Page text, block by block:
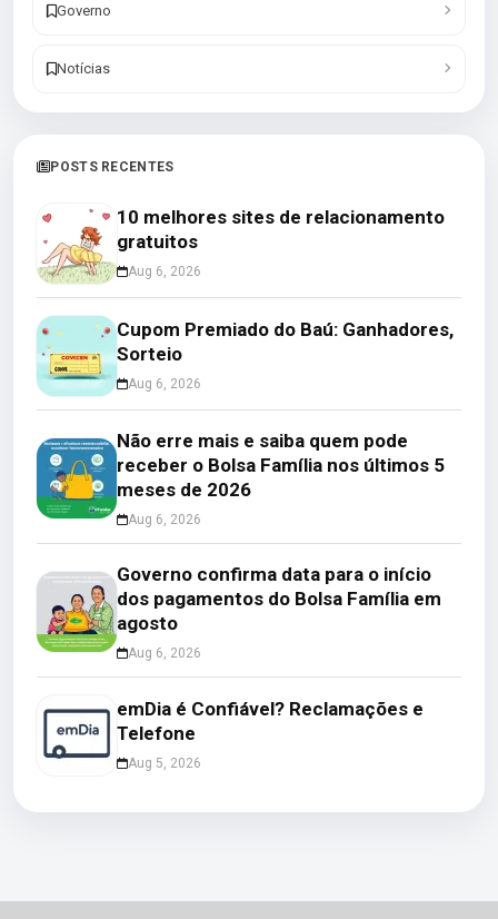
Governo
Notícias
POSTS RECENTES
10 melhores sites de relacionamento
gratuitos
Aug 6, 2026
Cupom Premiado do Baú: Ganhadores,
Sorteio
Aug 6, 2026
Não erre mais e saiba quem pode
receber o Bolsa Família nos últimos 5
meses de 2026
Aug 6, 2026
Governo confirma data para o início
dos pagamentos do Bolsa Família em
agosto
Aug 6, 2026
emDia é Confiável? Reclamações e
Telefone
Aug 5, 2026